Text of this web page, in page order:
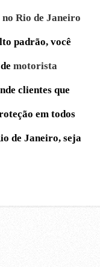
Rio de Janeiro
padrão, você
motorista
clientes que
em todos
de Janeiro, seja
eventos